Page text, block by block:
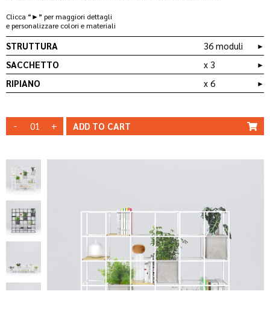
Clicca “►” per maggiori dettagli
e personalizzare colori e materiali
STRUTTURA 36 moduli ►
BIANCA
NERA
SACCHETTO x 3 ►
BAG _ CO/B03 QT 03
MODIFICA
RIPIANO x 6 ►
- + ADD TO CART